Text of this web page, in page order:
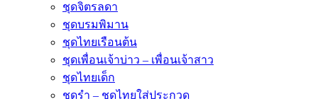
ชุดจิตรลดา
ชุดบรมพิมาน
ชุดไทยเรือนต้น
ชุดเพื่อนเจ้าบ่าว – เพื่อนเจ้าสาว
ชุดไทยเด็ก
ชุดรำ – ชุดไทยใส่ประกวด